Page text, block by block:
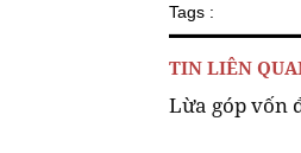
Tags :
TIN LIÊN
Lừa góp vốn